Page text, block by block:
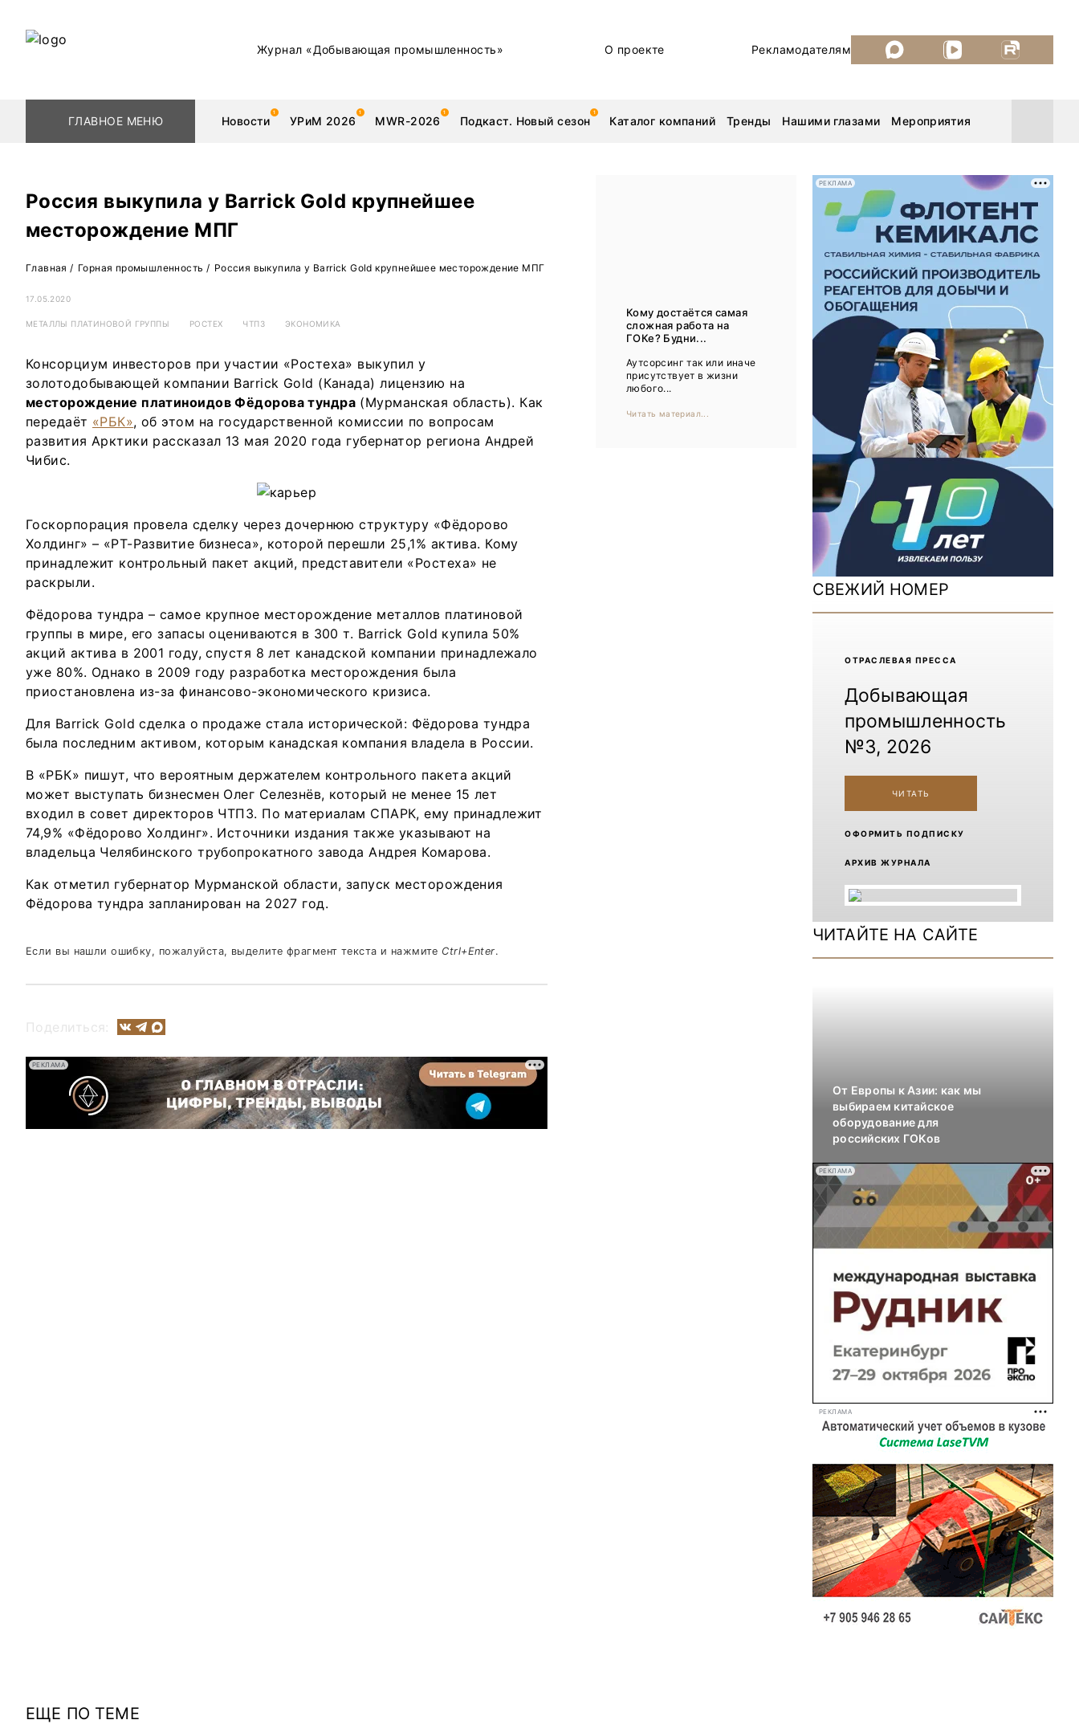
Журнал «Добывающая промышленность» О проекте Рекламодателям
ГЛАВНОЕ МЕНЮ Новости УРиМ 2026 MWR-2026 Подкаст. Новый сезон Каталог компаний Тренды Нашими глазами Мероприятия
Геологоразведка
Обогащение Золото Техника и технологии
Интервью
Мероприятия
Уголь России и Майнинг 2026
MiningWorld Russia 2026
ДП Подкаст. Новый сезон
Рудник 2025
ДОМ 2026
MiningWorld Russia 2025
Уголь России и Майнинг 2025
Рудник 2024 | Обзор выставки
В помощь шахтёру 2024
Уголь России и Майнинг 2024
Mining World Russia 2024
Россия выкупила у Barrick Gold крупнейшее
месторождение МПГ
Главная / Горная промышленность / Россия выкупила у Barrick Gold крупнейшее месторождение МПГ
17.05.2020
МЕТАЛЛЫ ПЛАТИНОВОЙ ГРУППЫ РОСТЕХ ЧТПЗ ЭКОНОМИКА
Консорциум инвесторов при участии «Ростеха» выкупил у
золотодобывающей компании Barrick Gold (Канада) лицензию на
месторождение платиноидов Фёдорова тундра (Мурманская область). Как
передаёт «РБК», об этом на государственной комиссии по вопросам
развития Арктики рассказал 13 мая 2020 года губернатор региона Андрей
Чибис.
Госкорпорация провела сделку через дочернюю структуру «Фёдорово
Холдинг» – «РТ-Развитие бизнеса», которой перешли 25,1% актива. Кому
принадлежит контрольный пакет акций, представители «Ростеха» не
раскрыли.
Фёдорова тундра – самое крупное месторождение металлов платиновой
группы в мире, его запасы оцениваются в 300 т. Barrick Gold купила 50%
акций актива в 2001 году, спустя 8 лет канадской компании принадлежало
уже 80%. Однако в 2009 году разработка месторождения была
приостановлена из-за финансово-экономического кризиса.
Для Barrick Gold сделка о продаже стала исторической: Фёдорова тундра
была последним активом, которым канадская компания владела в России.
В «РБК» пишут, что вероятным держателем контрольного пакета акций
может выступать бизнесмен Олег Селезнёв, который не менее 15 лет
входил в совет директоров ЧТПЗ. По материалам СПАРК, ему принадлежит
74,9% «Фёдорово Холдинг». Источники издания также указывают на
владельца Челябинского трубопрокатного завода Андрея Комарова.
Как отметил губернатор Мурманской области, запуск месторождения
Фёдорова тундра запланирован на 2027 год.
Если вы нашли ошибку, пожалуйста, выделите фрагмент текста и нажмите Ctrl+Enter.
Поделиться:
РЕКЛАМА
Кому достаётся самая
сложная работа на
ГОКе? Будни...
Аутсорсинг так или иначе
присутствует в жизни
любого...
Читать материал...
РЕКЛАМА
СВЕЖИЙ НОМЕР
ОТРАCЛЕВАЯ ПРЕССА
Добывающая
промышленность
№3, 2026
ЧИТАТЬ
ОФОРМИТЬ ПОДПИСКУ
АРХИВ ЖУРНАЛА
ЧИТАЙТЕ НА САЙТЕ
От Европы к Азии: как мы
выбираем китайское
оборудование для
российских ГОКов
РЕКЛАМА
РЕКЛАМА
ЕЩЕ ПО ТЕМЕ